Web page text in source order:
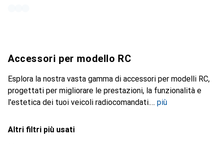
Accessori per modello RC
Esplora la nostra vasta gamma di accessori per modelli RC,
progettati per migliorare le prestazioni, la funzionalità e
l'estetica dei tuoi veicoli radiocomandati.
più
Altri filtri più usati